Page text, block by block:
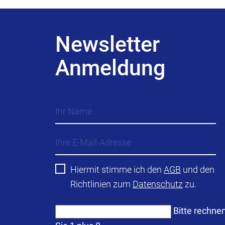
Newsletter
Anmeldung
Hiermit stimme ich den AGB und den
Richtlinien zum Datenschutz zu.
Bitte